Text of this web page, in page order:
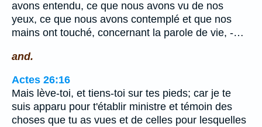
avons entendu, ce que nous avons vu de nos
yeux, ce que nous avons contemplé et que nos
mains ont touché, concernant la parole de vie, -…
and.
Actes 26:16
Mais lève-toi, et tiens-toi sur tes pieds; car je te
suis apparu pour t'établir ministre et témoin des
choses que tu as vues et de celles pour lesquelles